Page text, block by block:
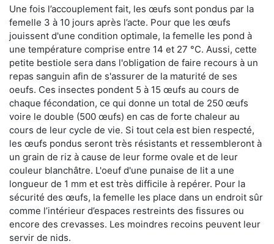
Une fois l’accouplement fait, les œufs sont pondus par la
femelle 3 à 10 jours après l’acte. Pour que les œufs
jouissent d'une condition optimale, la femelle les pond à
une température comprise entre 14 et 27 °C. Aussi, cette
petite bestiole sera dans l'obligation de faire recours à un
repas sanguin afin de s'assurer de la maturité de ses
oeufs. Ces insectes pondent 5 à 15 œufs au cours de
chaque fécondation, ce qui donne un total de 250 œufs
voire le double (500 œufs) en cas de forte chaleur au
cours de leur cycle de vie. Si tout cela est bien respecté,
les œufs pondus seront très résistants et ressembleront à
un grain de riz à cause de leur forme ovale et de leur
couleur blanchâtre. L'oeuf d'une punaise de lit a une
longueur de 1 mm et est très difficile à repérer. Pour la
sécurité des œufs, la femelle les place dans un endroit sûr
comme l’intérieur d’espaces restreints des fissures ou
encore des crevasses. Les moindres recoins peuvent leur
servir de nids.